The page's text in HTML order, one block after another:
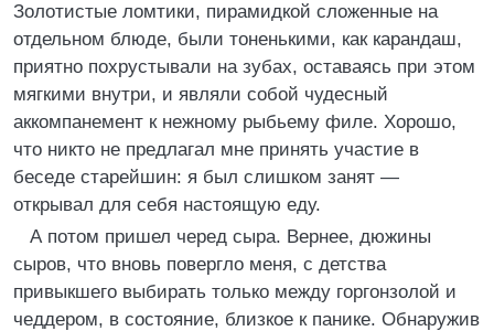
Золотистые ломтики, пирамидкой сложенные на
отдельном блюде, были тоненькими, как карандаш,
приятно похрустывали на зубах, оставаясь при этом
мягкими внутри, и являли собой чудесный
аккомпанемент к нежному рыбьему филе. Хорошо,
что никто не предлагал мне принять участие в
беседе старейшин: я был слишком занят —
открывал для себя настоящую еду.
А потом пришел черед сыра. Вернее, дюжины
сыров, что вновь повергло меня, с детства
привыкшего выбирать только между горгонзолой и
чеддером, в состояние, близкое к панике. Обнаружив